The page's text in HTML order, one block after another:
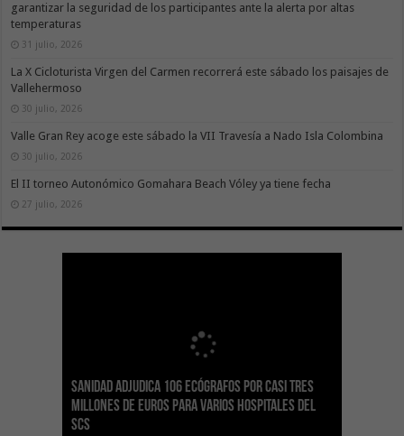
garantizar la seguridad de los participantes ante la alerta por altas
temperaturas
31 julio, 2026
La X Cicloturista Virgen del Carmen recorrerá este sábado los paisajes de
Vallehermoso
30 julio, 2026
Valle Gran Rey acoge este sábado la VII Travesía a Nado Isla Colombina
30 julio, 2026
El II torneo Autonómico Gomahara Beach Vóley ya tiene fecha
27 julio, 2026
Sanidad adjudica 106 ecógrafos por casi tres
millones de euros para varios hospitales del
SCS
Gesplan logra la máxima puntuación en el
Índice de Transparencia de Canarias por cuarto
año consecutivo
El Gobierno canario concede ayudas del
POSEICAN-Pesca al sector por valor de 7,09 M€
tras aumentar las cuantías
Transición Ecológica coordina con Ashotel su
adhesión a la Red de Refugios Climáticos de
Canarias
Visocan incorpora 170 pisos a su parque de
vivienda protegida en régimen de alquiler
asequible de Tenerife
Sanidad refuerza la capacidad diagnóstica de
los centros de salud con el impulso de la
ecografía clínica